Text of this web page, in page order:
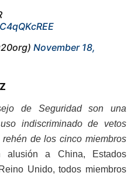
November 18,
de Seguridad son una
indiscriminado de vetos
de los cinco miembros
alusión a China, Estados
Unido, todos miembros